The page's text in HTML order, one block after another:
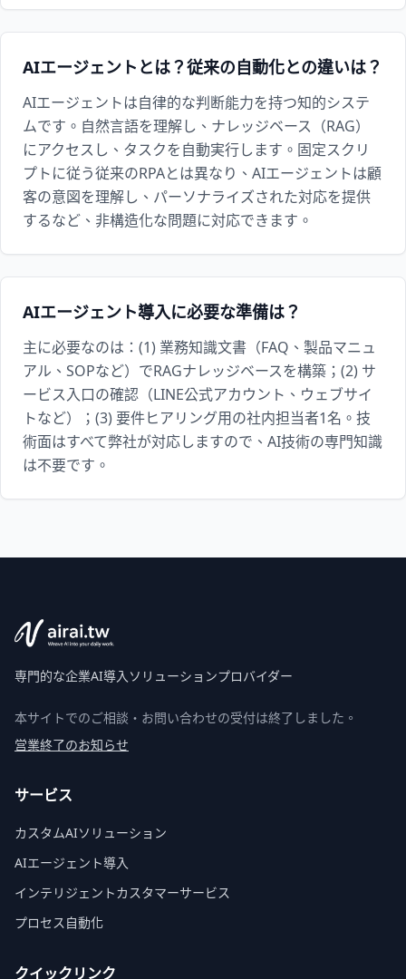
AIエージェントとは？従来の自動化との違いは？
AIエージェントは自律的な判断能力を持つ知的システ
ムです。自然言語を理解し、ナレッジベース（RAG）
にアクセスし、タスクを自動実行します。固定スクリ
プトに従う従来のRPAとは異なり、AIエージェントは顧
客の意図を理解し、パーソナライズされた対応を提供
するなど、非構造化な問題に対応できます。
AIエージェント導入に必要な準備は？
主に必要なのは：(1) 業務知識文書（FAQ、製品マニュ
アル、SOPなど）でRAGナレッジベースを構築；(2) サ
ービス入口の確認（LINE公式アカウント、ウェブサイ
トなど）；(3) 要件ヒアリング用の社内担当者1名。技
術面はすべて弊社が対応しますので、AI技術の専門知識
は不要です。
専門的な企業AI導入ソリューションプロバイダー
本サイトでのご相談・お問い合わせの受付は終了しました。
営業終了のお知らせ
サービス
カスタムAIソリューション
AIエージェント導入
インテリジェントカスタマーサービス
プロセス自動化
クイックリンク